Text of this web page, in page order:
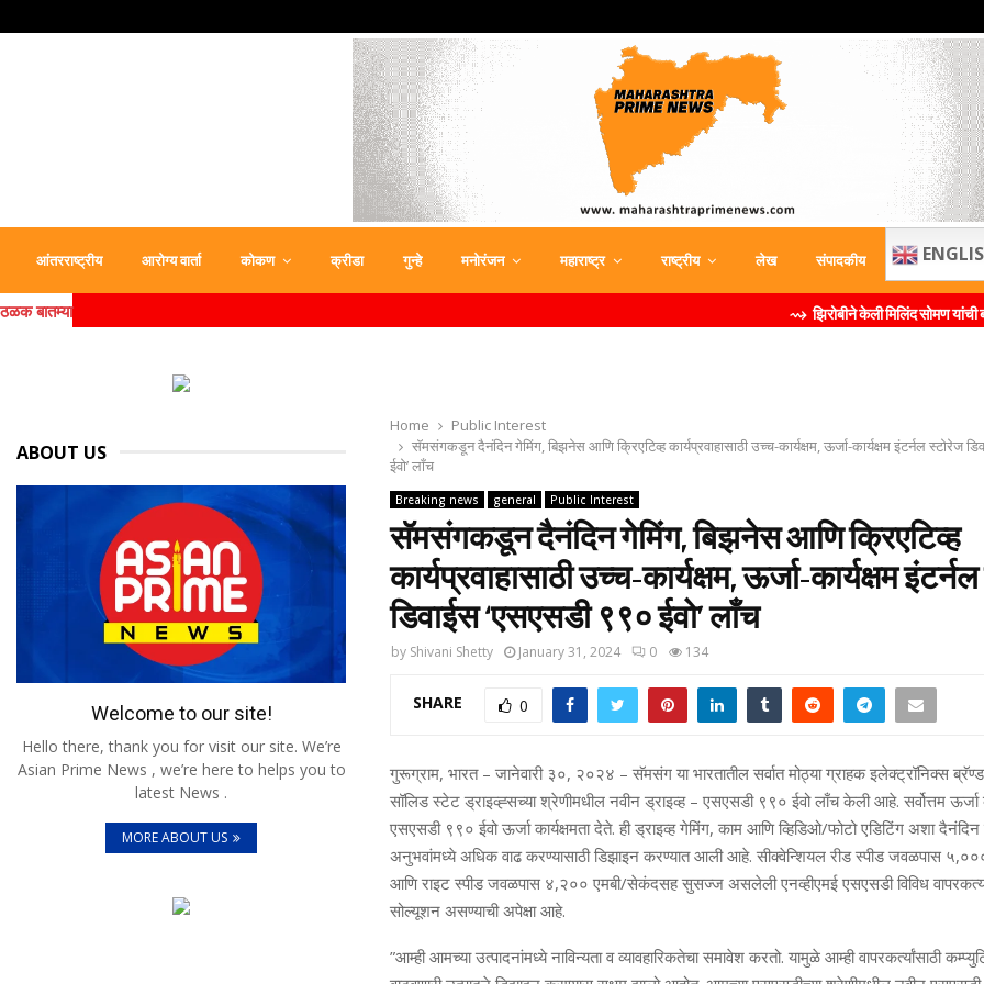
आंतरराष्ट्रीय आरोग्य वार्ता कोकण क्रीडा गुन्हे मनोरंजन महाराष्ट्र राष्ट्रीय लेख संपादकीय
ठळक बातम्या ⇝ झिरोबीने केली मिलिंद सोमण यांची ब्रँड दूत म्हणून
Home
Public Interest
सॅमसंगकडून दैनंदिन गेमिंग, बिझनेस आणि क्रिएटिव्‍ह कार्यप्रवाहासाठी उच्‍च-कार्यक्षम, ऊर्जा-कार्यक्षम इंटर्नल स्‍टोरेज
ईवो’ लाँच
Breaking news general Public Interest
सॅमसंगकडून दैनंदिन गेमिंग, बिझनेस आणि क्रिएटिव्‍ह
कार्यप्रवाहासाठी उच्‍च-कार्यक्षम, ऊर्जा-कार्यक्षम
डिवाईस ‘एसएसडी ९९० ईवो’ लाँच
by Shivani Shetty January 31, 2024 0 134
SHARE 0
गुरूग्राम, भारत – जानेवारी ३०, २०२४ – सॅमसंग या भारतातील सर्वात मोठ्या ग्राहक इलेक्‍ट्रॉनिक्‍स
सॉलिड स्‍टेट ड्राइव्‍ह्सच्‍या श्रेणीमधील नवीन ड्राइव्‍ह – एसएसडी ९९० ईवो लाँच केली आहे. सर्वोत्तम ऊर्जा
एसएसडी ९९० ईवो ऊर्जा कार्यक्षमता देते. ही ड्राइव्‍ह गेमिंग, काम आणि व्हिडिओ/फोटो एडिटिंग अशा दैनंदिन
अनुभवांमध्‍ये अधिक वाढ करण्‍यासाठी डिझाइन करण्‍यात आली आहे. सीक्‍वेन्शियल रीड स्‍पीड जवळपास ५,
आणि राइट स्‍पीड जवळपास ४,२०० एमबी/सेकंदसह सुसज्‍ज असलेली एनव्‍हीएमई एसएसडी विविध
सोल्‍यूशन असण्‍याची अपेक्षा आहे.
”आम्‍ही आमच्‍या उत्‍पादनांमध्‍ये नाविन्‍यता व व्‍यावहारिकतेचा समावेश करतो. यामुळे आम्‍ही वापरकर्त्‍यांसाठी
ABOUT US
Welcome to our site!
Hello there, thank you for visit our site. We’re
Asian Prime News , we’re here to helps you to
latest News .
MORE ABOUT US